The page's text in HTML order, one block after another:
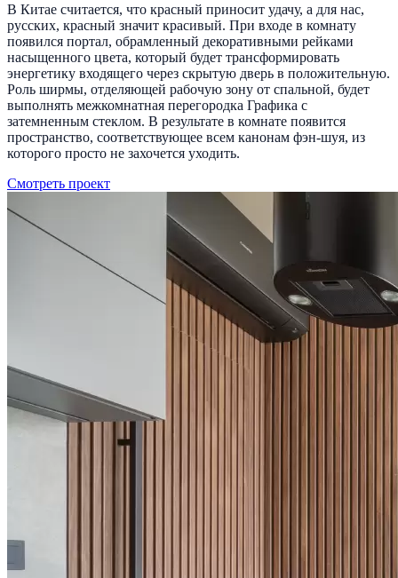
В Китае считается, что красный приносит удачу, а для нас,
русских, красный значит красивый. При входе в комнату
появился портал, обрамленный декоративными рейками
насыщенного цвета, который будет трансформировать
энергетику входящего через скрытую дверь в положительную.
Роль ширмы, отделяющей рабочую зону от спальной, будет
выполнять межкомнатная перегородка Графика с
затемненным стеклом. В результате в комнате появится
пространство, соответствующее всем канонам фэн-шуя, из
которого просто не захочется уходить.
Смотреть проект